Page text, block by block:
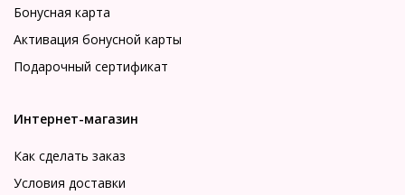
Бонусная карта
Активация бонусной карты
Подарочный сертификат
Интернет-магазин
Как сделать заказ
Условия доставки